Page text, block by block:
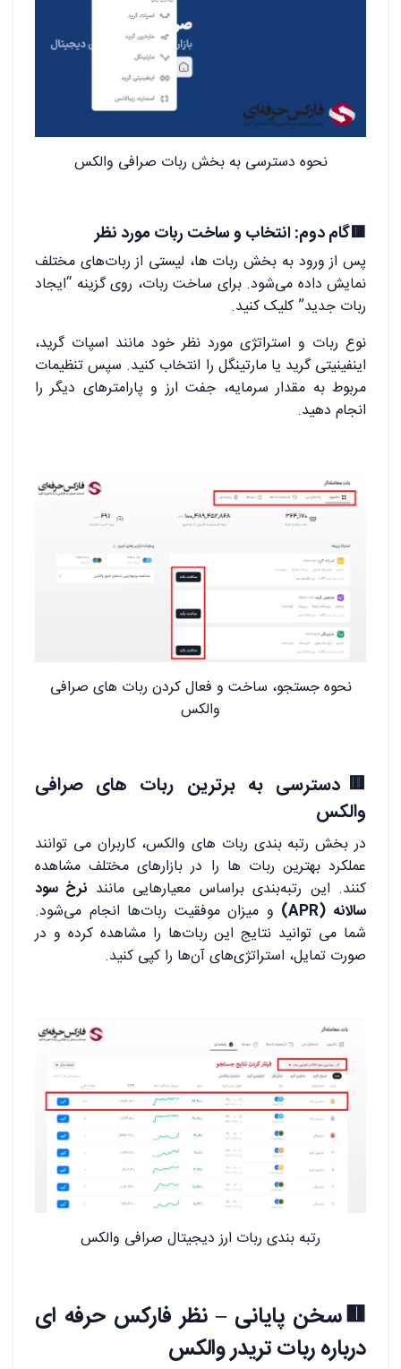
نحوه دسترسی به بخش ربات صرافی والکس
🟥گام دوم: انتخاب و ساخت ربات مورد نظر
پس از ورود به بخش ربات ‌ها، لیستی از ربات‌های مختلف
نمایش داده می‌شود. برای ساخت ربات، روی گزینه “ایجاد
ربات جدید” کلیک کنید.
نوع ربات و استراتژی مورد نظر خود مانند اسپات گرید،
اینفینیتی گرید یا مارتینگل را انتخاب کنید. سپس تنظیمات
مربوط به مقدار سرمایه، جفت ‌ارز و پارامترهای دیگر را
انجام دهید.
نحوه جستجو، ساخت و فعال کردن ربات های صرافی
والکس
🟥دسترسی به برترین ربات های صرافی
والکس
در بخش رتبه ‌بندی ربات‌ های والکس، کاربران می ‌توانند
عملکرد بهترین ربات ‌ها را در بازارهای مختلف مشاهده
کنند. این رتبه‌بندی براساس معیارهایی مانند نرخ سود
سالانه (APR)
و میزان موفقیت ربات‌ها انجام می‌شود.
شما می ‌توانید نتایج این ربات‌ها را مشاهده کرده و در
صورت تمایل، استراتژی‌های آن‌ها را کپی کنید.
رتبه بندی ربات ارز دیجیتال صرافی والکس
🟥سخن پایانی – نظر فارکس حرفه ای
درباره ربات تریدر والکس